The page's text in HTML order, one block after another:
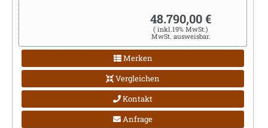
48.790,00 €
( inkl.19% MwSt.)
MwSt. ausweisbar.
Merken
Vergleichen
Kontakt
Anfrage